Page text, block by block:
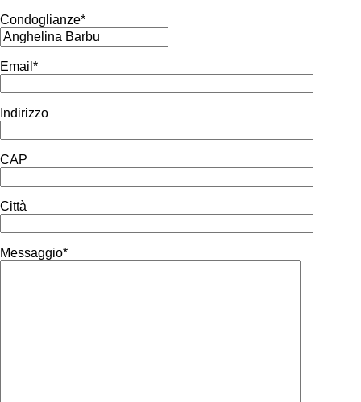
Condoglianze*
Email*
Indirizzo
CAP
Città
Messaggio*